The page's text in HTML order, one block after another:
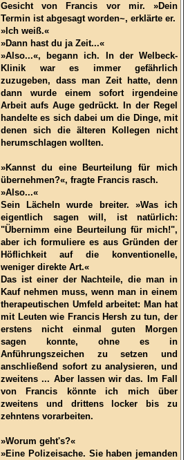
Gesicht von Francis vor mir. »Dein
Termin ist abgesagt worden~, erklärte er.
»Ich weiß.«
»Dann hast du ja Zeit...«
»Also...«, begann ich. In der Welbeck-
Klinik war es immer gefährlich
zuzugeben, dass man Zeit hatte, denn
dann wurde einem sofort irgendeine
Arbeit aufs Auge gedrückt. In der Regel
handelte es sich dabei um die Dinge, mit
denen sich die älteren Kollegen nicht
herumschlagen wollten.
»Kannst du eine Beurteilung für mich
übernehmen?«, fragte Francis rasch.
»Also...«
Sein Lächeln wurde breiter. »Was ich
eigentlich sagen will, ist natürlich:
"Übernimm eine Beurteilung für mich!",
aber ich formuliere es aus Gründen der
Höflichkeit auf die konventionelle,
weniger direkte Art.«
Das ist einer der Nachteile, die man in
Kauf nehmen muss, wenn man in einem
therapeutischen Umfeld arbeitet: Man hat
mit Leuten wie Francis Hersh zu tun, der
erstens nicht einmal guten Morgen
sagen konnte, ohne es in
Anführungszeichen zu setzen und
anschließend sofort zu analysieren, und
zweitens ... Aber lassen wir das. Im Fall
von Francis könnte ich mich über
zweitens und drittens locker bis zu
zehntens vorarbeiten.
»Worum geht's?«
»Eine Polizeisache. Sie haben jemanden